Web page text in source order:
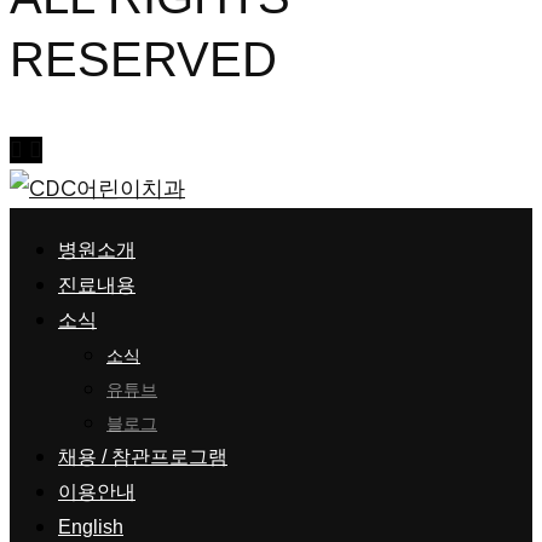
RESERVED
병원소개
진료내용
소식
소식
유튜브
블로그
채용 / 참관프로그램
이용안내
English